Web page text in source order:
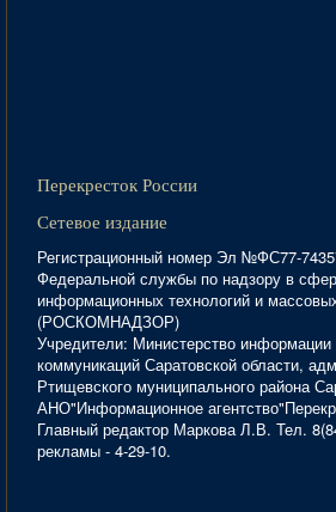
Перекресток России
Сетевое издание
Регистрационный номер Эл №ФС77-
Федеральной службы по надзору в
информационных технологий и
(РОСКОМНАДЗОР)
Учредители: Министерство
коммуникаций Саратовской области,
Ртищевского муниципального района
АНО"Информационное
Главный редактор Маркова Л.В. Тел.
рекламы - 4-29-10.